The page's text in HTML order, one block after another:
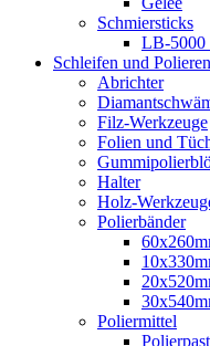
Schmiersticks
LB-5000
Schleifen und Polieren
Abrichter
Filz-Werkzeuge
Folien und
Halter
Holz-
Polierbänder
Poliermittel